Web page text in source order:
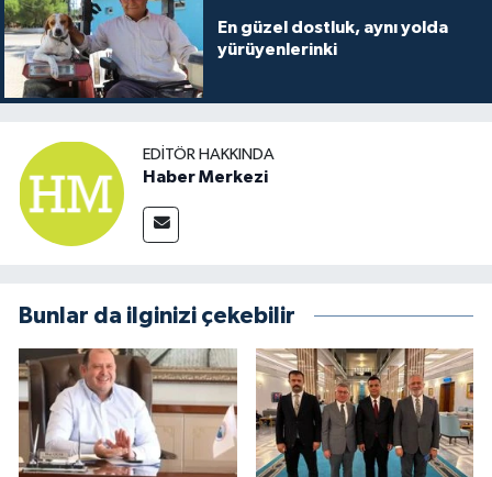
En güzel dostluk, aynı yolda
yürüyenlerinki
EDITÖR HAKKINDA
Haber Merkezi
Bunlar da ilginizi çekebilir